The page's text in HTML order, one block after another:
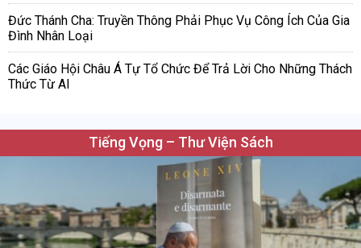
Đức Thánh Cha: Truyền Thông Phải Phục Vụ Công Ích Của Gia
Đình Nhân Loại
Các Giáo Hội Châu Á Tự Tổ Chức Để Trả Lời Cho Những Thách
Thức Từ AI
Tiếng Vọng – Thư Viện Sách